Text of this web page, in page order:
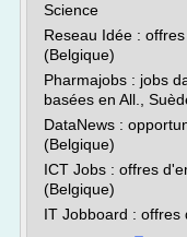
Science
Reseau Idée :
(Belgique)
Pharmajobs : jobs
basées en All.,
DataNews :
(Belgique)
ICT Jobs : offres
(Belgique)
IT Jobboard : offres